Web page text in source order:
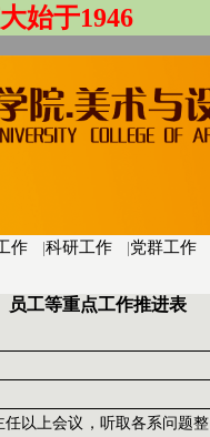
始于1946
作 |科研工作 |党群工作
员工等重点工作推进表
以上会议，听取各系问题整